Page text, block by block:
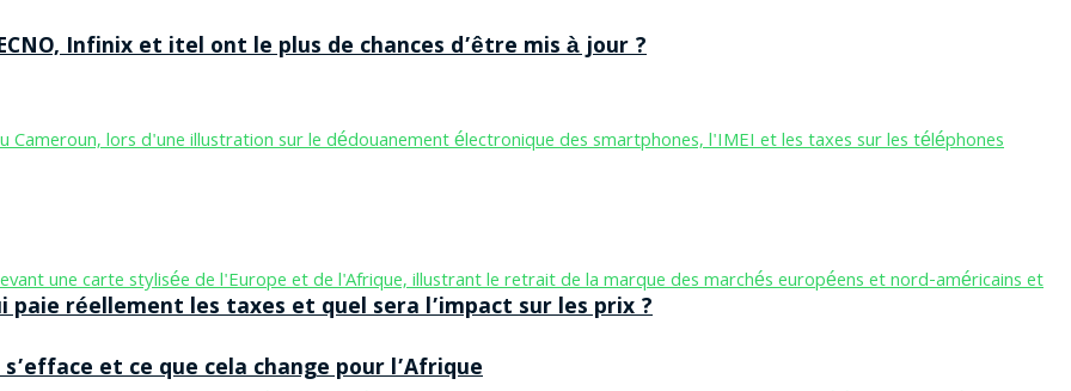
Infinix et itel ont le plus de chances d’être mis à jour ?
paie réellement les taxes et quel sera l’impact sur les prix ?
et ce que cela change pour l’Afrique